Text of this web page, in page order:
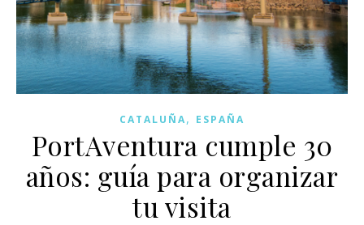
CATALUÑA, ESPAÑA
PortAventura cumple 30
años: guía para organizar
tu visita